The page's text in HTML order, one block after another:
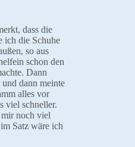
dass die
ich die Schuhe
so aus
schon den
Dann
dann meinte
alles vor
viel schneller.
noch viel
Satz wäre ich